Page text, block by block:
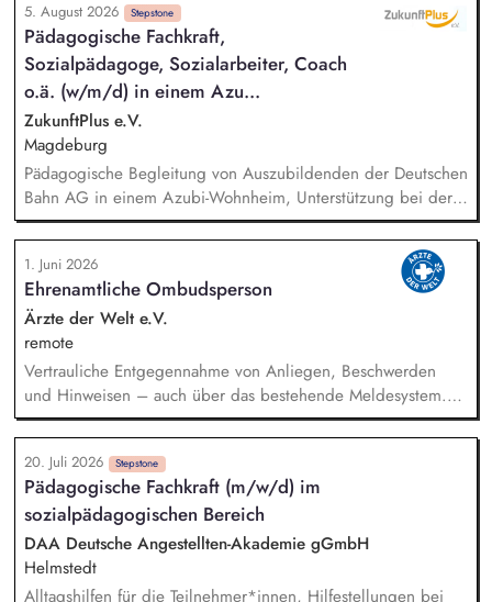
bei strategischen Fragestellungen und geschäftspolitischen
Entscheidungen Koordination und Leitung der
Nachhaltigkeitsprojekte inkl. Planung, Umsetzung und
Monitoring Initiierung von Veränderungsprozessen und aktive
Gestaltung des Transformationswegs zur nachhaltigen
Finanzwirtschaft
5. August 2026 Stepstone
Pädagogische Fachkraft,
Sozialpädagoge, Sozialarbeiter, Coach
o.ä. (w/m/d) in einem Azu...
ZukunftPlus e.V.
Magdeburg
Pädagogische Begleitung von Auszubildenden der Deutschen
Bahn AG in einem Azubi-Wohnheim, Unterstützung bei der
Organisation und Bewältigung des Alltags sowie bei
persönlichen Herausforderungen, Förderung
lebenspraktischer Fähigkeiten, Planung und Durchführung
von Freizeitaktivitäten und Gruppenangeboten, Motivation zur
aktiven Teilnahme an kulturellen, sportlichen und kreativen
Angeboten (auch extern), Förderung sozialer Kompetenzen
durch gruppendynamische Erlebnisse, Unterstützung bei der
Vernetzung in Sozialräumen.
1. Juni 2026
Ehrenamtliche Ombudsperson
Ärzte der Welt e.V.
remote
Vertrauliche Entgegennahme von Anliegen, Beschwerden
und Hinweisen – auch über das bestehende Meldesystem.
Vermittlung bei Konflikten und Unterstützung bei
Klärungsprozessen. Konzeption und Durchführung von
Schulungen und Sensibilisierungsformaten. Mitwirkung an der
Weiterentwicklung von Leitlinien, Verhaltenskodizes und dem
Meldesystem. Förderung einer offenen Feedback- und
Beschwerdekultur innerhalb der Organisation.
20. Juli 2026 Stepstone
Pädagogische Fachkraft (m/w/d) im
sozialpädagogischen Bereich
DAA Deutsche Angestellten-Akademie gGmbH
Helmstedt
Alltagshilfen für die Teilnehmer*innen, Hilfestellungen bei